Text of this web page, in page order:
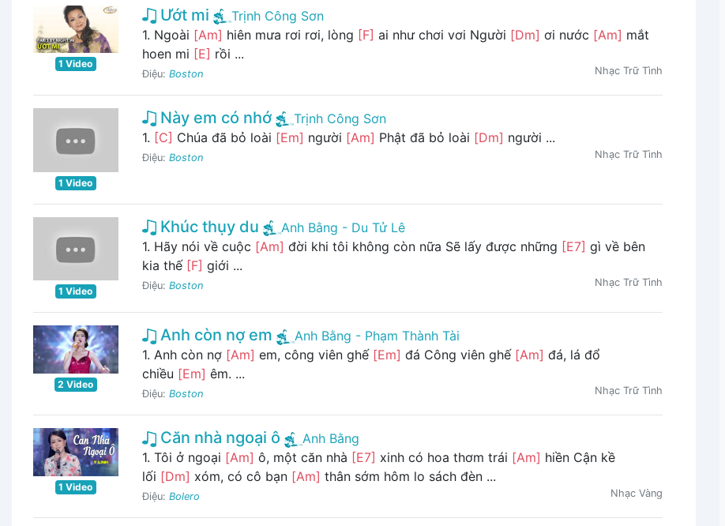
1 Video
Ướt mi
Trịnh Công Sơn
1. Ngoài [Am] hiên mưa rơi rơi, lòng [F] ai như chơi vơi Người [Dm] ơi nước [Am] mắt
hoen mi [E] rồi ...
Điệu: Boston Nhạc Trữ Tình
1 Video
Này em có nhớ
Trịnh Công Sơn
1. [C] Chúa đã bỏ loài [Em] người [Am] Phật đã bỏ loài [Dm] người ...
Điệu: Boston Nhạc Trữ Tình
1 Video
Khúc thụy du
Anh Bằng - Du Tử Lê
1. Hãy nói về cuộc [Am] đời khi tôi không còn nữa Sẽ lấy được những [E7] gì về bên
kia thế [F] giới ...
Điệu: Boston Nhạc Trữ Tình
2 Video
Anh còn nợ em
Anh Bằng - Phạm Thành Tài
1. Anh còn nợ [Am] em, công viên ghế [Em] đá Công viên ghế [Am] đá, lá đổ
chiều [Em] êm. ...
Điệu: Boston Nhạc Trữ Tình
1 Video
Căn nhà ngoại ô
Anh Bằng
1. Tôi ở ngoại [Am] ô, một căn nhà [E7] xinh có hoa thơm trái [Am] hiền Cận kề
lối [Dm] xóm, có cô bạn [Am] thân sớm hôm lo sách đèn ...
Điệu: Bolero Nhạc Vàng